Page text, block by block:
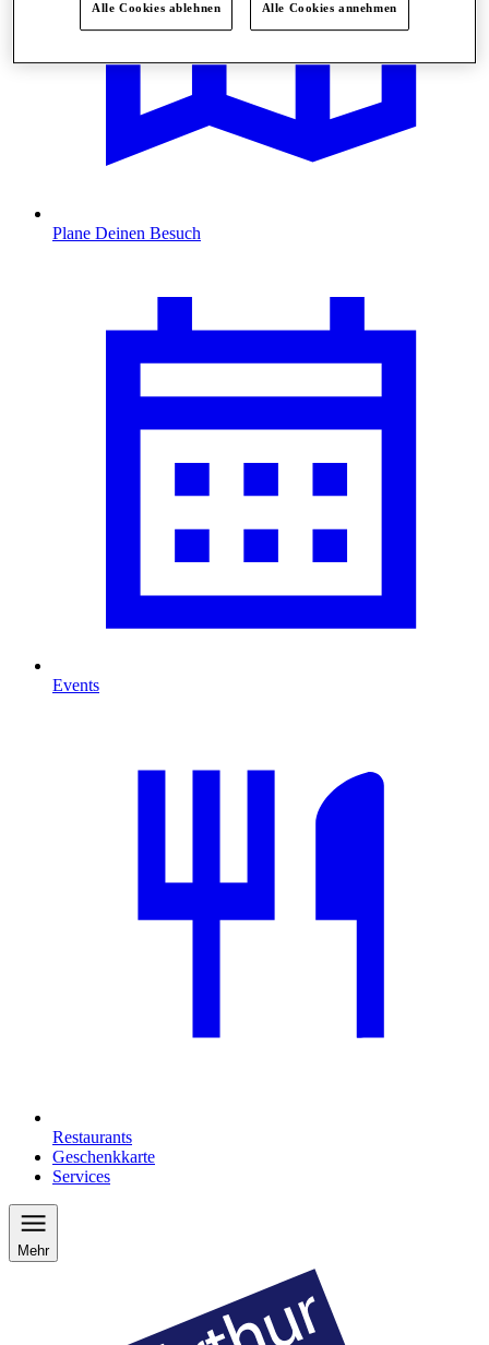
Plane Deinen Besuch
Events
Restaurants
Geschenkkarte
Services
Mehr
Alle Cookies ablehnen Alle Cookies annehmen